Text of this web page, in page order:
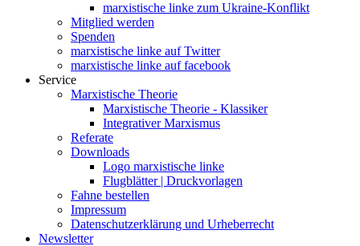
marxistische linke zum Ukraine-Konflikt
Mitglied werden
Spenden
marxistische linke auf Twitter
marxistische linke auf facebook
Service
Marxistische Theorie
Marxistische Theorie - Klassiker
Integrativer Marxismus
Referate
Downloads
Logo marxistische linke
Flugblätter | Druckvorlagen
Fahne bestellen
Impressum
Datenschutzerklärung und Urheberrecht
Newsletter